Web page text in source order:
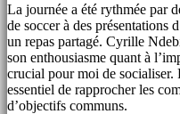
La journée a été rythmée par
de soccer à des présentations
un repas partagé. Cyrille
son enthousiasme quant à
crucial pour moi de socialiser.
essentiel de rapprocher les
d’objectifs communs.